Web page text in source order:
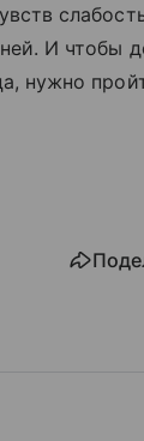
И чтобы
нужно